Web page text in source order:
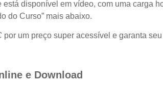
disponível em vídeo, com uma carga
do Curso” mais abaixo.
por um preço super acessível e garanta
e Download